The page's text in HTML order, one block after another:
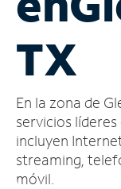
cuenta
Encuentra
tienda
TX
En la zona de
servicios
incluyen
streaming,
móvil.